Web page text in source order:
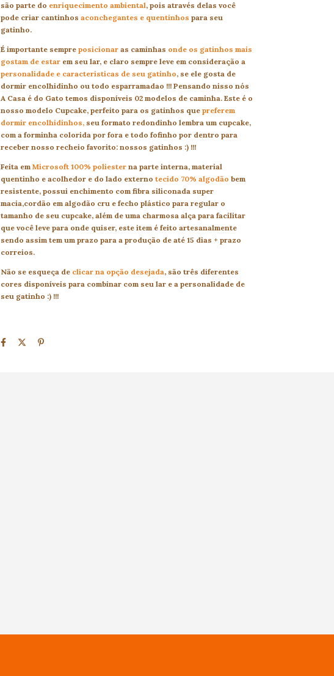
são parte do enriquecimento ambiental, pois através delas você
pode criar cantinhos aconchegantes e quentinhos para seu
gatinho.
É importante sempre posicionar as caminhas onde os gatinhos mais
gostam de estar em seu lar, e claro sempre leve em consideração a
personalidade e caracteristicas de seu gatinho, se ele gosta de
dormir encolhidinho ou todo esparramadao !!! Pensando nisso nós
A Casa é do Gato temos disponíveis 02 modelos de caminha. Este é o
nosso modelo Cupcake, perfeito para os gatinhos que preferem
dormir encolhidinhos, seu formato redondinho lembra um cupcake,
com a forminha colorida por fora e todo fofinho por dentro para
receber nosso recheio favorito: nossos gatinhos :) !!!
Feita em Microsoft 100% poliester na parte interna, material
quentinho e acolhedor e do lado externo tecido 70% algodão bem
resistente, possui enchimento com fibra siliconada super
macia,cordão em algodão cru e fecho plástico para regular o
tamanho de seu cupcake, além de uma charmosa alça para facilitar
que você leve para onde quiser, este item é feito artesanalmente
sendo assim tem um prazo para a produção de até 15 dias + prazo
correios.
Não se esqueça de clicar na opção desejada, são três diferentes
cores disponíveis para combinar com seu lar e a personalidade de
seu gatinho :) !!!